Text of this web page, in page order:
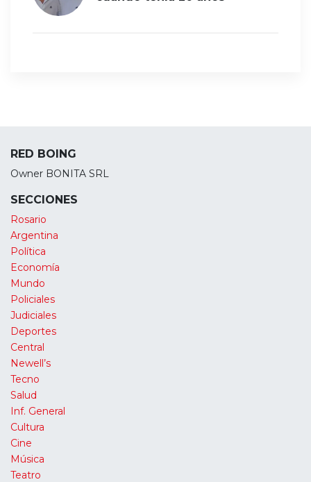
RED BOING
Owner BONITA SRL
SECCIONES
Rosario
Argentina
Política
Economía
Mundo
Policiales
Judiciales
Deportes
Central
Newell’s
Tecno
Salud
Inf. General
Cultura
Cine
Música
Teatro